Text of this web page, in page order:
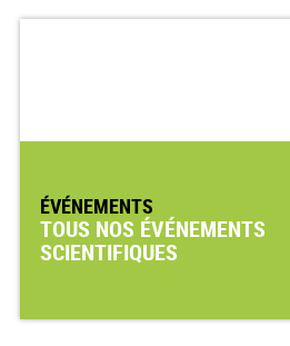
ÉVÉNEMENTS
TOUS NOS ÉVÉNEMENTS
SCIENTIFIQUES